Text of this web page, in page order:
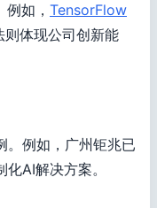
如， TensorFlow
体现公司创新能
。例如，广州钜兆已
AI解决方案。